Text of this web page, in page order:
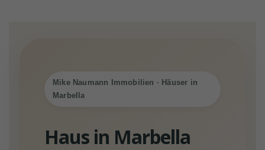
Mike Naumann Immobilien · Häuser in
Marbella
Haus in Marbella